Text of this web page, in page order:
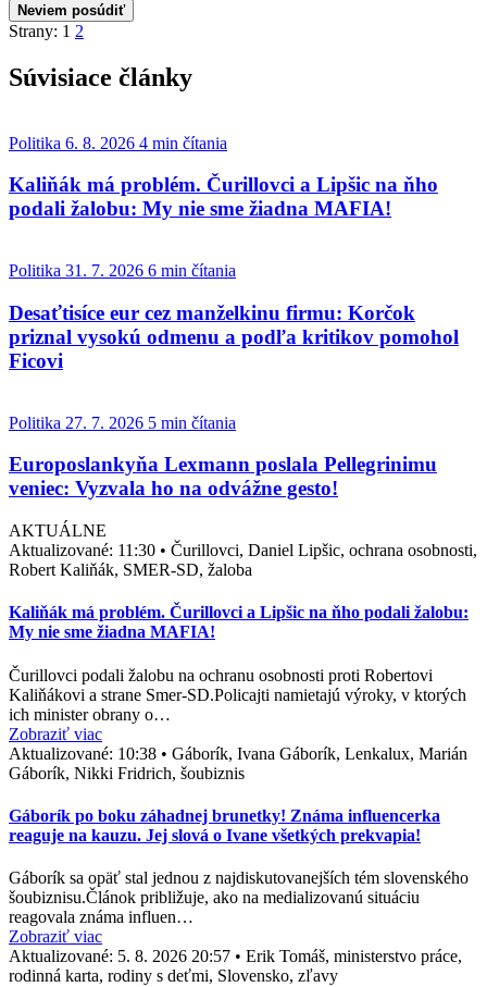
Neviem posúdiť
Strany: 1 2
Súvisiace články
Politika 6. 8. 2026 4 min čítania
Kaliňák má problém. Čurillovci a Lipšic na ňho
podali žalobu: My nie sme žiadna MAFIA!
Politika 31. 7. 2026 6 min čítania
Desaťtisíce eur cez manželkinu firmu: Korčok
priznal vysokú odmenu a podľa kritikov pomohol
Ficovi
Politika 27. 7. 2026 5 min čítania
Europoslankyňa Lexmann poslala Pellegrinimu
veniec: Vyzvala ho na odvážne gesto!
AKTUÁLNE
Aktualizované: 11:30 • Čurillovci, Daniel Lipšic, ochrana osobnosti,
Robert Kaliňák, SMER-SD, žaloba
Kaliňák má problém. Čurillovci a Lipšic na ňho podali žalobu:
My nie sme žiadna MAFIA!
Čurillovci podali žalobu na ochranu osobnosti proti Robertovi
Kaliňákovi a strane Smer-SD.Policajti namietajú výroky, v ktorých
ich minister obrany o…
Zobraziť viac
Aktualizované: 10:38 • Gáborík, Ivana Gáborík, Lenkalux, Marián
Gáborík, Nikki Fridrich, šoubiznis
Gáborík po boku záhadnej brunetky! Známa influencerka
reaguje na kauzu. Jej slová o Ivane všetkých prekvapia!
Gáborík sa opäť stal jednou z najdiskutovanejších tém slovenského
šoubiznisu.Článok približuje, ako na medializovanú situáciu
reagovala známa influen…
Zobraziť viac
Aktualizované: 5. 8. 2026 20:57 • Erik Tomáš, ministerstvo práce,
rodinná karta, rodiny s deťmi, Slovensko, zľavy